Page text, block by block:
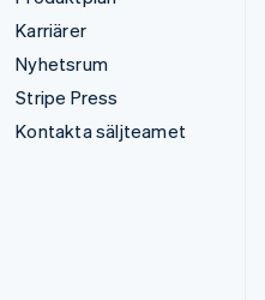
Karriärer
Nyhetsrum
Stripe Press
Kontakta säljteamet